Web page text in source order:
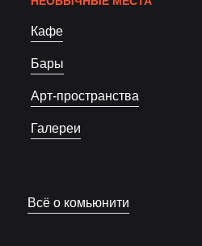
Кафе
Бары
Арт-пространства
Галереи
Всё о комьюнити